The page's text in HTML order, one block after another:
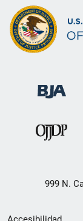
999 N.
Menú